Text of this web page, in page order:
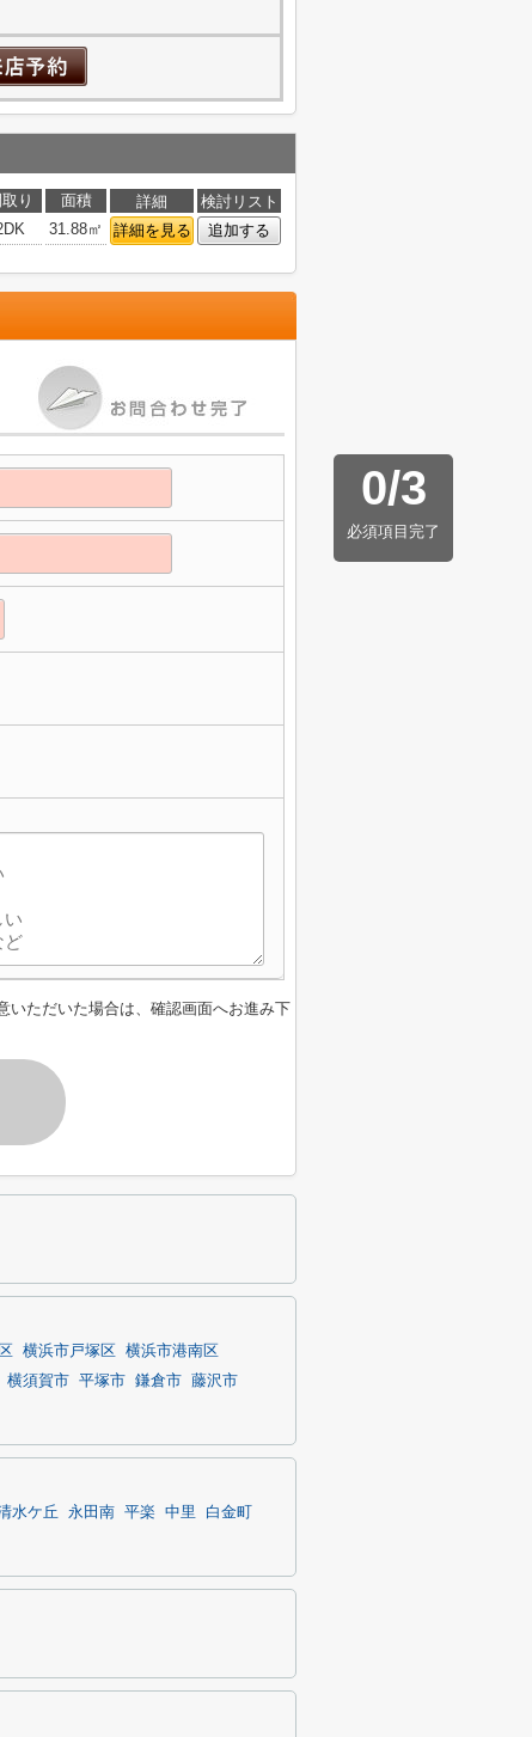
り 面積 詳細
検討リスト
31.88㎡ 詳細を見る 追加する
0/3
必須項目完了
いただいた場合は、確認画面へお進み下
横浜市戸塚区
横浜市港南区
横須賀市 平塚市 鎌倉市
藤沢市
水ケ丘 永田南 平楽 中里
白金町